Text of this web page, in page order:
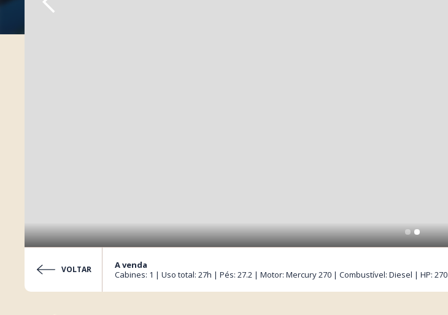
VOLTAR
A venda
Cabines: 1 | Uso total: 27h | Pés: 27.2 | Motor: Mercury 270 | Combustível: Diesel | HP: 270